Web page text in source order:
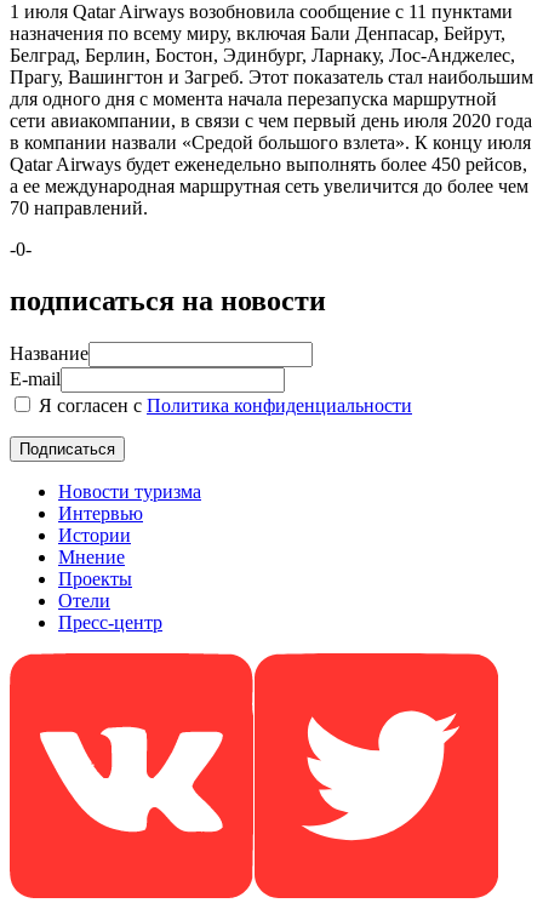
1 июля Qatar Airways возобновила сообщение с 11 пунктами
назначения по всему миру, включая Бали Денпасар, Бейрут,
Белград, Берлин, Бостон, Эдинбург, Ларнаку, Лос-Анджелес,
Прагу, Вашингтон и Загреб. Этот показатель стал наибольшим
для одного дня с момента начала перезапуска маршрутной
сети авиакомпании, в связи с чем первый день июля 2020 года
в компании назвали «Средой большого взлета». К концу июля
Qatar Airways будет еженедельно выполнять более 450 рейсов,
а ее международная маршрутная сеть увеличится до более чем
70 направлений.
-0-
подписаться на новости
Название
E-mail
Я согласен с Политика конфиденциальности
Новости туризма
Интервью
Истории
Мнение
Проекты
Отели
Пресс-центр